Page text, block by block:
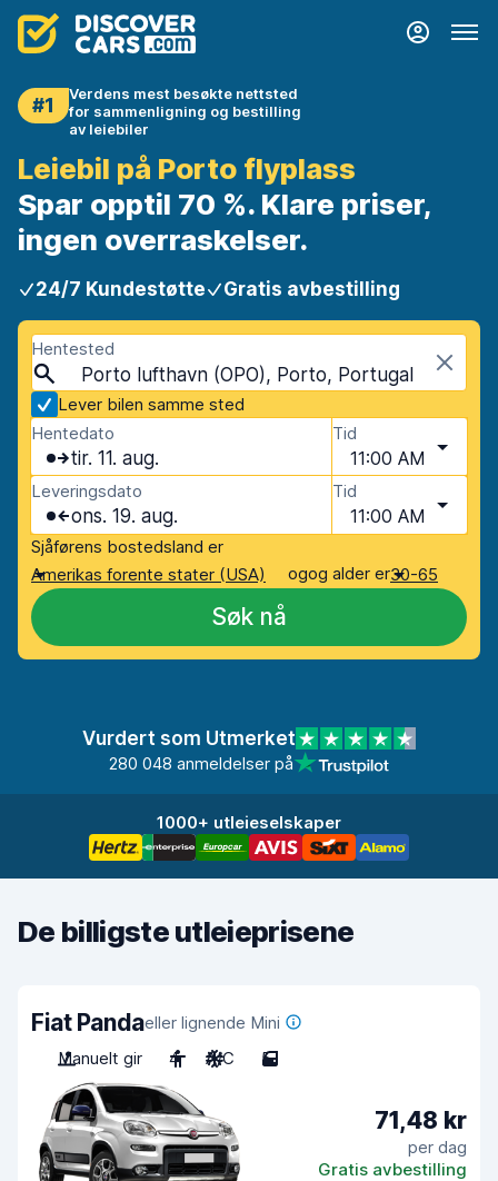
#1
Verdens mest besøkte nettsted
for sammenligning og bestilling
av leiebiler
Leiebil på Porto flyplass
Spar opptil 70 %. Klare priser,
ingen overraskelser.
24/7 Kundestøtte Gratis avbestilling
Hentested
Porto lufthavn (OPO), Porto, Portugal
Lever bilen samme sted
Hentedato
tir. 11. aug.
Tid
11:00 AM
Leveringsdato
ons. 19. aug.
Tid
11:00 AM
Sjåførens bostedsland er
Amerikas forente stater (USA)
ogog alder er30-65
Søk nå
Vurdert som Utmerket
280 048 anmeldelser på
1000+ utleieselskaper
De billigste utleieprisene
Fiat Pandaeller lignende Mini
Manuelt gir
4 A/C 5
71,48 kr
per dag
Gratis avbestilling